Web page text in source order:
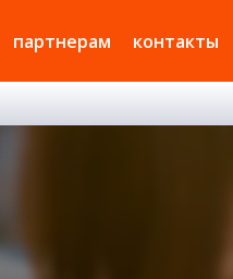
партнерам контакты